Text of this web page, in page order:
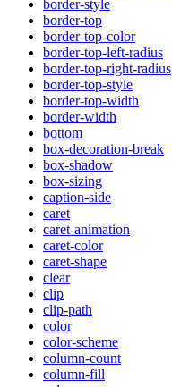
border-style
border-top
border-top-color
border-top-left-radius
border-top-right-radius
border-top-style
border-top-width
border-width
bottom
box-decoration-break
box-shadow
box-sizing
caption-side
caret
caret-animation
caret-color
caret-shape
clear
clip
clip-path
color
color-scheme
column-count
column-fill